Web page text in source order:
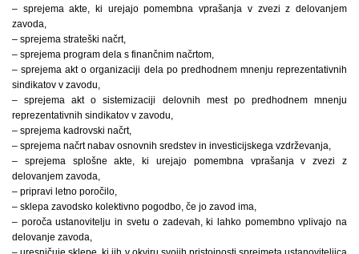
– sprejema akte, ki urejajo pomembna vprašanja v zvezi z delovanjem
zavoda,
– sprejema strateški načrt,
– sprejema program dela s finančnim načrtom,
– sprejema akt o organizaciji dela po predhodnem mnenju reprezentativnih
sindikatov v zavodu,
– sprejema akt o sistemizaciji delovnih mest po predhodnem mnenju
reprezentativnih sindikatov v zavodu,
– sprejema kadrovski načrt,
– sprejema načrt nabav osnovnih sredstev in investicijskega vzdrževanja,
– sprejema splošne akte, ki urejajo pomembna vprašanja v zvezi z
delovanjem zavoda,
– pripravi letno poročilo,
– sklepa zavodsko kolektivno pogodbo, če jo zavod ima,
– poroča ustanovitelju in svetu o zadevah, ki lahko pomembno vplivajo na
delovanje zavoda,